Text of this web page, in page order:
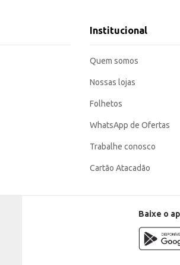
Institucional
Quem somos
Nossas lojas
Folhetos
WhatsApp de Ofertas
Trabalhe conosco
Cartão Atacadão
Baixe o